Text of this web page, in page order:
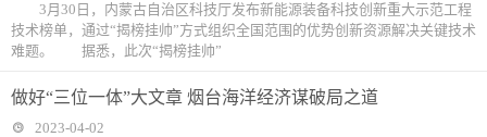
3月30日，内蒙古自治区科技厅发布新能源装备科技创新重大示范工程
技术榜单，通过“揭榜挂帅”方式组织全国范围的优势创新资源解决关键技术
难题。 据悉，此次“揭榜挂帅”
做好“三位一体”大文章 烟台海洋经济谋破局之道
2023-04-02